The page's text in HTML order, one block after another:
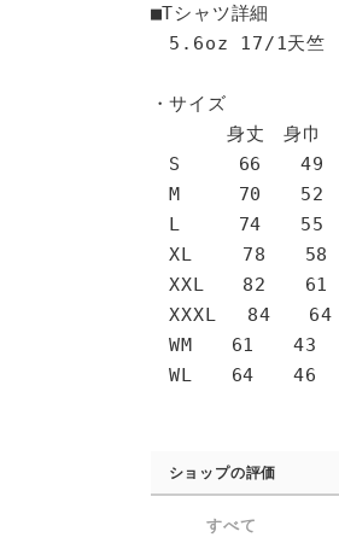
■Tシャツ詳細
5.6oz 17/1天竺
・サイズ
身丈 身巾 肩
S 66 49
M 70 52
L 74 55
XL 78 58
XXL 82
XXXL 84
WM 61 43
WL 64 46
ショップの評価
すべて